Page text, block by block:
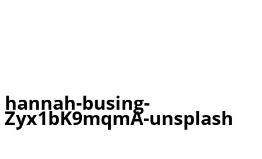
Skip
to
content
hannah-busing-
Zyx1bK9mqmA-unsplash